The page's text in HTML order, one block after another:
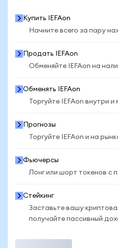
Купить IEFAon
Начните всего за пару
Продать IEFAon
Обменяйте IEFAon на
Обменять IEFAon
Торгуйте IEFAon внутри
Прогнозы
Торгуйте IEFAon и на
Фьючерсы
Лонг или шорт токенов с
Стейкинг
Заставьте вашу
получайте пассивный